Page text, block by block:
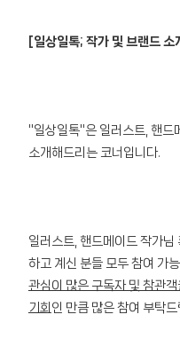
[일상일톡; 작가 및 브랜드 소
"일상일톡"은 일러스트, 핸드
소개해드리는 코너입니다.
일러스트, 핸드메이드 작가
하고 계신 분들 모두 참여 가능
관심이 많은 구독자 및 참관
기회 인 만큼 많은 참여 부탁드